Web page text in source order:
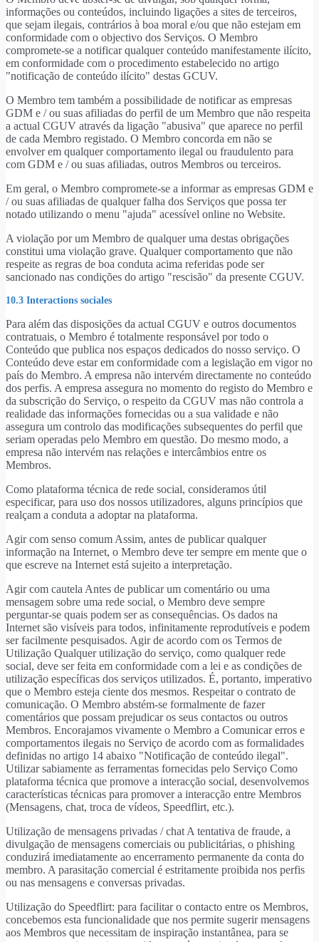
informações ou conteúdos, incluindo ligações a sites de terceiros,
que sejam ilegais, contrários à boa moral e/ou que não estejam em
conformidade com o objectivo dos Serviços. O Membro
compromete-se a notificar qualquer conteúdo manifestamente ilícito,
em conformidade com o procedimento estabelecido no artigo
"notificação de conteúdo ilícito" destas GCUV.
O Membro tem também a possibilidade de notificar as empresas
GDM e / ou suas afiliadas do perfil de um Membro que não respeita
a actual CGUV através da ligação "abusiva" que aparece no perfil
de cada Membro registado. O Membro concorda em não se
envolver em qualquer comportamento ilegal ou fraudulento para
com GDM e / ou suas afiliadas, outros Membros ou terceiros.
Em geral, o Membro compromete-se a informar as empresas GDM e
/ ou suas afiliadas de qualquer falha dos Serviços que possa ter
notado utilizando o menu "ajuda" acessível online no Website.
A violação por um Membro de qualquer uma destas obrigações
constitui uma violação grave. Qualquer comportamento que não
respeite as regras de boa conduta acima referidas pode ser
sancionado nas condições do artigo "rescisão" da presente CGUV.
10.3 Interactions sociales
Para além das disposições da actual CGUV e outros documentos
contratuais, o Membro é totalmente responsável por todo o
Conteúdo que publica nos espaços dedicados do nosso serviço. O
Conteúdo deve estar em conformidade com a legislação em vigor no
país do Membro. A empresa não intervém directamente no conteúdo
dos perfis. A empresa assegura no momento do registo do Membro e
da subscrição do Serviço, o respeito da CGUV mas não controla a
realidade das informações fornecidas ou a sua validade e não
assegura um controlo das modificações subsequentes do perfil que
seriam operadas pelo Membro em questão. Do mesmo modo, a
empresa não intervém nas relações e intercâmbios entre os
Membros.
Como plataforma técnica de rede social, consideramos útil
especificar, para uso dos nossos utilizadores, alguns princípios que
realçam a conduta a adoptar na plataforma.
Agir com senso comum Assim, antes de publicar qualquer
informação na Internet, o Membro deve ter sempre em mente que o
que escreve na Internet está sujeito a interpretação.
Agir com cautela Antes de publicar um comentário ou uma
mensagem sobre uma rede social, o Membro deve sempre
perguntar-se quais podem ser as consequências. Os dados na
Internet são visíveis para todos, infinitamente reprodutíveis e podem
ser facilmente pesquisados. Agir de acordo com os Termos de
Utilização Qualquer utilização do serviço, como qualquer rede
social, deve ser feita em conformidade com a lei e as condições de
utilização específicas dos serviços utilizados. É, portanto, imperativo
que o Membro esteja ciente dos mesmos. Respeitar o contrato de
comunicação. O Membro abstém-se formalmente de fazer
comentários que possam prejudicar os seus contactos ou outros
Membros. Encorajamos vivamente o Membro a Comunicar erros e
comportamentos ilegais no Serviço de acordo com as formalidades
definidas no artigo 14 abaixo "Notificação de conteúdo ilegal".
Utilizar sabiamente as ferramentas fornecidas pelo Serviço Como
plataforma técnica que promove a interacção social, desenvolvemos
características técnicas para promover a interacção entre Membros
(Mensagens, chat, troca de vídeos, Speedflirt, etc.).
Utilização de mensagens privadas / chat A tentativa de fraude, a
divulgação de mensagens comerciais ou publicitárias, o phishing
conduzirá imediatamente ao encerramento permanente da conta do
membro. A parasitação comercial é estritamente proibida nos perfis
ou nas mensagens e conversas privadas.
Utilização do Speedflirt: para facilitar o contacto entre os Membros,
concebemos esta funcionalidade que nos permite sugerir mensagens
aos Membros que necessitam de inspiração instantânea, para se